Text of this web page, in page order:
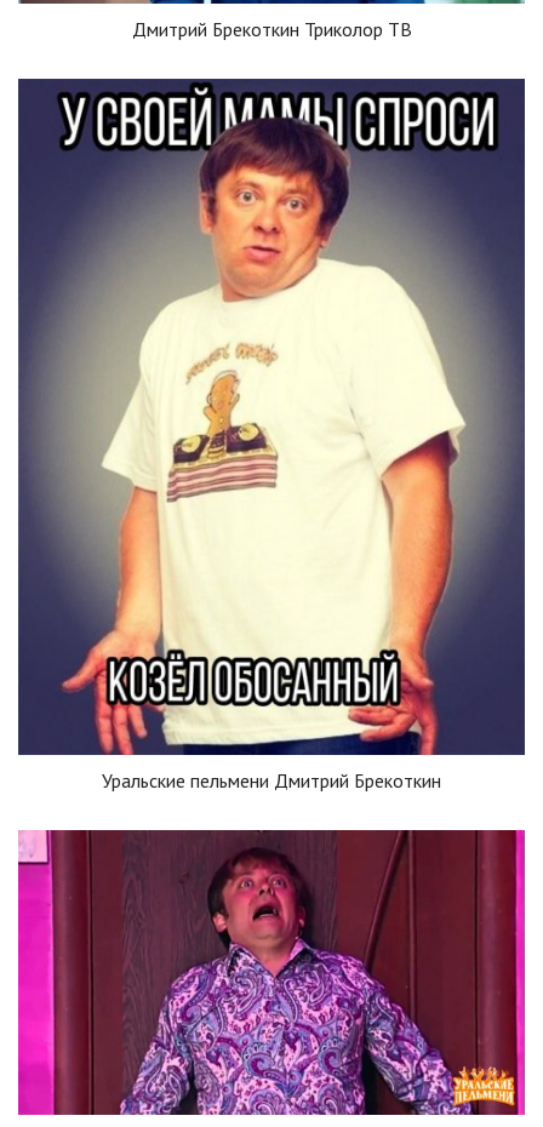
Дмитрий Брекоткин Триколор ТВ
Уральские пельмени Дмитрий Брекоткин